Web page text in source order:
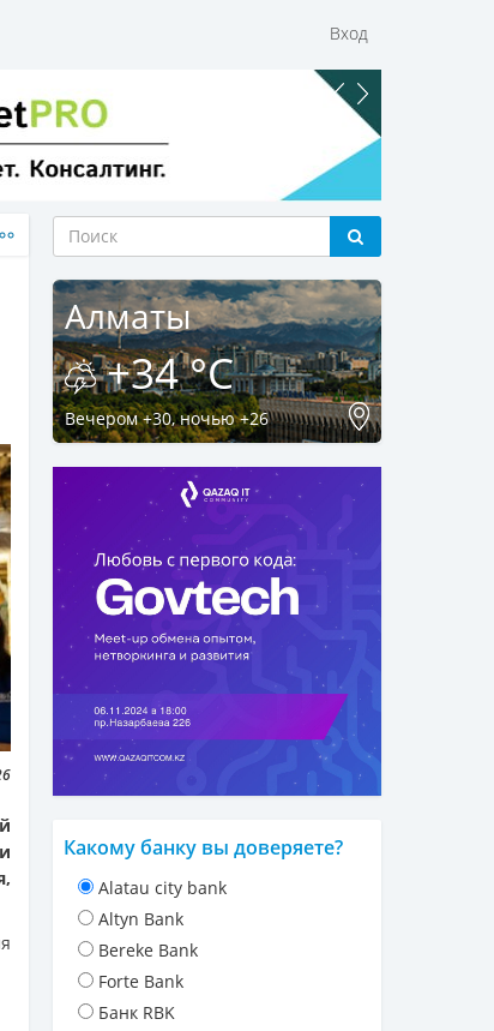
Вход
Алматы
+34 °C
Вечером +30, ночью +26
Какому банку вы доверяете?
Alatau city bank
Altyn Bank
Bereke Bank
Forte Bank
Банк RBK